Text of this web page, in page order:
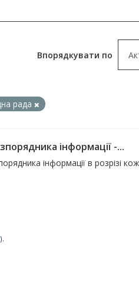
Впорядкувати по
рада
інформації -...
інформації в розрізі
).